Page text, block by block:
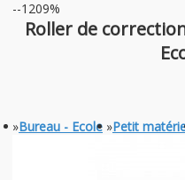
--1209%
Roller de
»Bureau - Ecole »Petit